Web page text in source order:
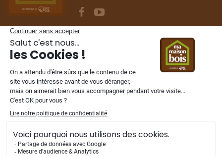
Mentions légales
© 2002 - 2026 Ma Maison Construction Bois. Tous droits